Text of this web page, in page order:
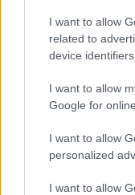
I want to allow
related to
device identifiers
I want to allow
Google for
I want to allow
personalized
I want to allow
2026-05-19
@Fredddy2 :
számának
közé tartozik a
bérleteinek és a
ellenőrzése,
kezelése."